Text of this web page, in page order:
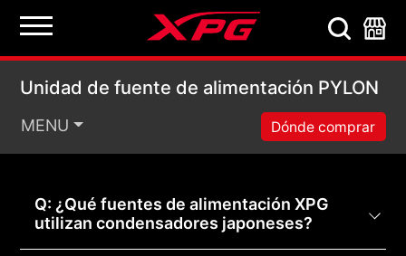
Unidad de fuente de
Unidad de fuente de alimentación PYLON
MENU Dónde comprar
Q: ¿Qué fuentes de alimentación XPG
utilizan condensadores japoneses?